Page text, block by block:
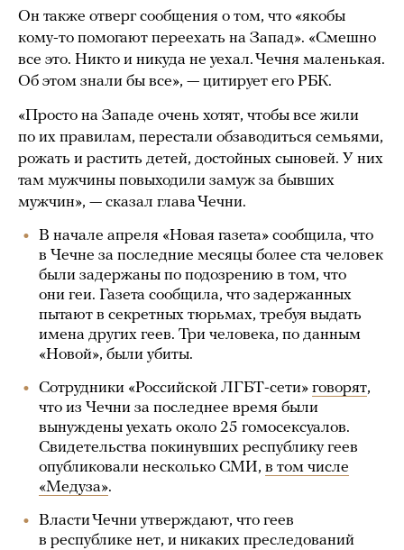
Он также отверг сообщения о том, что «якобы
кому-то помогают переехать на Запад». «Смешно
все это. Никто и никуда не уехал. Чечня маленькая.
Об этом знали бы все», — цитирует его РБК.
«Просто на Западе очень хотят, чтобы все жили
по их правилам, перестали обзаводиться семьями,
рожать и растить детей, достойных сыновей. У них
там мужчины повыходили замуж за бывших
мужчин», — сказал глава Чечни.
В начале апреля «Новая газета» сообщила, что
в Чечне за последние месяцы более ста человек
были задержаны по подозрению в том, что
они геи. Газета сообщила, что задержанных
пытают в секретных тюрьмах, требуя выдать
имена других геев. Три человека, по данным
«Новой», были убиты.
Сотрудники «Российской ЛГБТ-сети» говорят,
что из Чечни за последнее время были
вынуждены уехать около 25 гомосексуалов.
Свидетельства покинувших республику геев
опубликовали несколько СМИ, в том числе
«Медуза».
Власти Чечни утверждают, что геев
в республике нет, и никаких преследований